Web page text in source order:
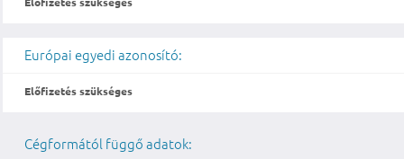
Európai egyedi azonosító:
Előfizetés szükséges
Cégformától függő adatok: